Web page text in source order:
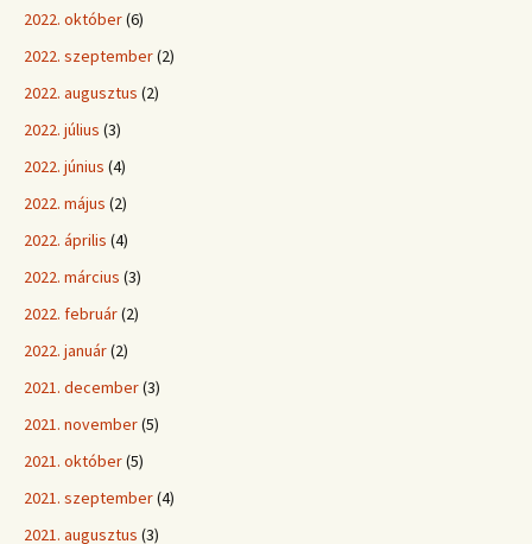
2022. október(6)
2022. szeptember(2)
2022. augusztus (2)
2022. július (3)
2022. június (4)
2022. május (2)
2022. április (4)
2022. március (3)
2022. február(2)
2022. január(2)
2021. december(3)
2021. november(5)
2021. október(5)
2021. szeptember(4)
2021. augusztus (3)